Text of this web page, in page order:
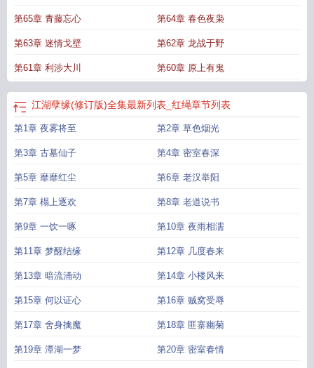
章 龙战于野江湖孽缘(修订版)TXT 江湖孽缘(修订版)作者红绳紫带
订版)_第七十一章 淫情恣欲春心溢
江湖孽缘修订版紫绳红星
孽缘5200江湖孽缘(修订版) 江湖孽缘(修订版)txt江湖孽缘(修订版)_第七十一
章江湖孽缘(修订版)第四十七章 苟合云雨江湖孽缘(修订版)同人江湖孽缘(修订
版) 黄蓉江湖孽缘(修订版)全集最新列表_红绳江湖孽缘修订版TXT
订版)(红绳紫带)全文TXT江湖孽缘修订版2笔趣阁江湖孽缘无弹窗江湖孽缘(修
订版)最新章节_红绳紫带
江湖孽缘 第五十章江湖孽缘(修订版)最新章节
缘(修订版)第五十五
江湖孽缘修订版1-49
带_文墨江湖孽缘 第一部 江湖孽缘(修订版)红绳紫带江湖孽缘完结
关灯护眼江湖孽缘(修订版)新版 江湖孽缘(修订版)_红绳紫带_免费
订版) 红绳紫带/著
江湖孽缘未江湖孽缘第一
55-56江湖孽缘(修订版)仙子遇难 江湖孽缘 第一文学
第65章 青藤忘心 第64章 春色夜枭
第63章 迷情戈壁 第62章 龙战于野
第61章 利涉大川 第60章 原上有鬼
江湖孽缘(修订版)全集最新列表_红绳章节列表
第1章 夜雾将至 第2章 草色烟光
第3章 古墓仙子 第4章 密室春深
第5章 靡靡红尘 第6章 老汉举阳
第7章 榻上逐欢 第8章 老道说书
第9章 一饮一啄 第10章 夜雨相濡
第11章 梦醒结缘 第12章 几度春来
第13章 暗流涌动 第14章 小楼风来
第15章 何以证心 第16章 贼窝受辱
第17章 舍身擒魔 第18章 匪寨幽菊
第19章 潭湖一梦 第20章 密室春情